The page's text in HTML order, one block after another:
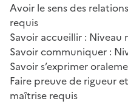
Avoir le sens des
requis
Savoir accueillir : Niveau
Savoir communiquer :
Savoir s’exprimer
Faire preuve de rigueur
maîtrise requis